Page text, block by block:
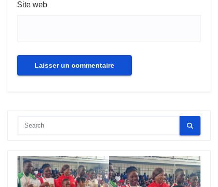
Site web